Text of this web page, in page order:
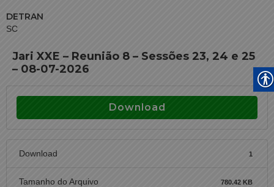
DETRAN
SC
Jari XXE – Reunião 8 – Sessões 23, 24 e 25
– 08-07-2026
Download
Download 1
Tamanho do Arquivo 780.42 KB